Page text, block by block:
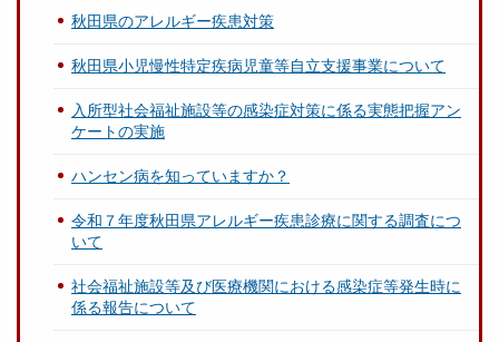
秋田県のアレルギー疾患対策
秋田県小児慢性特定疾病児童等自立支援事業について
入所型社会福祉施設等の感染症対策に係る実態把握アン
ケートの実施
ハンセン病を知っていますか？
令和７年度秋田県アレルギー疾患診療に関する調査につ
いて
社会福祉施設等及び医療機関における感染症等発生時に
係る報告について